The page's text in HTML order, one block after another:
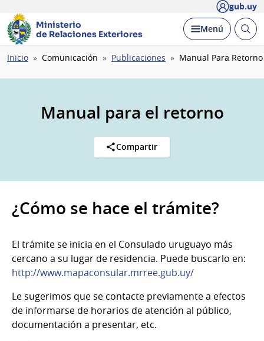
gub.uy
Ministerio
de Relaciones Exteriores
Desplegar
Menú Abrir
Ruta
navegación
Inicio Comunicación Publicaciones Manual Para Retorno
Manual para el retorno
Compartir
¿Cómo se hace el trámite?
El trámite se inicia en el Consulado uruguayo más
cercano a su lugar de residencia. Puede buscarlo en:
http://www.mapaconsular.mrree.gub.uy/
Le sugerimos que se contacte previamente a efectos
de informarse de horarios de atención al público,
documentación a presentar, etc.